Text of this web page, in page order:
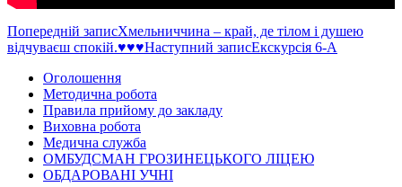
Навігація
по
записам
Попередній записХмельниччина – край, де тілом і душею
відчуваєш спокій.♥️♥️♥️Наступний записЕкскурсія 6-А
Оголошення
Методична робота
Правила прийому до закладу
Виховна робота
Медична служба
ОМБУДСМАН ГРОЗИНЕЦЬКОГО ЛІЦЕЮ
ОБДАРОВАНІ УЧНІ